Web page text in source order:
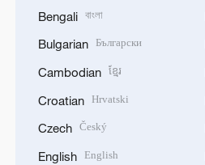
Bengali বাংলা
Bulgarian Български
Cambodian ខ្មែរ
Croatian Hrvatski
Czech Český
English English